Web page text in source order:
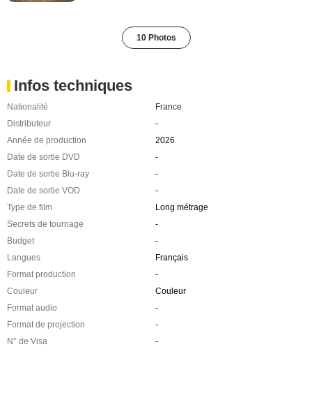
10 Photos
Infos techniques
Nationalité
France
Distributeur
-
Année de production
2026
Date de sortie DVD
-
Date de sortie Blu-ray
-
Date de sortie VOD
-
Type de film
Long métrage
Secrets de tournage
-
Budget
-
Langues
Français
Format production
-
Couleur
Couleur
Format audio
-
Format de projection
-
N° de Visa
-